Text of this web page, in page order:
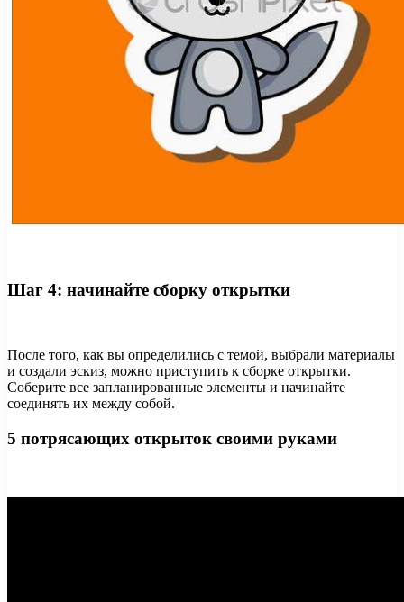
Шаг 4: начинайте сборку открытки
После того, как вы определились с темой, выбрали материалы
и создали эскиз, можно приступить к сборке открытки.
Соберите все запланированные элементы и начинайте
соединять их между собой.
5 потрясающих открыток своими руками